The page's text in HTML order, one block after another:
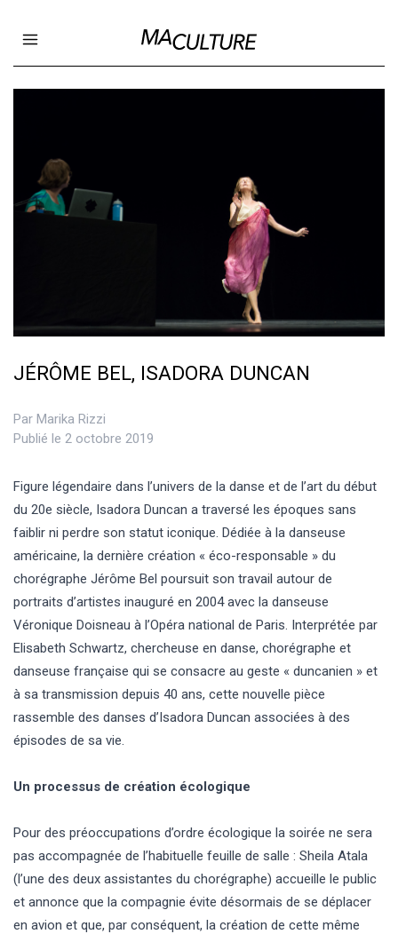
Open main menu
Ma Culture
JÉRÔME BEL, ISADORA DUNCAN
Par Marika Rizzi
Publié le 2 octobre 2019
Figure légendaire dans l’univers de la danse et de l’art du début
du 20e siècle, Isadora Duncan a traversé les époques sans
faiblir ni perdre son statut iconique. Dédiée à la danseuse
américaine, la dernière création « éco-responsable » du
chorégraphe Jérôme Bel poursuit son travail autour de
portraits d’artistes inauguré en 2004 avec la danseuse
Véronique Doisneau à l’Opéra national de Paris. Interprétée par
Elisabeth Schwartz, chercheuse en danse, chorégraphe et
danseuse française qui se consacre au geste « duncanien » et
à sa transmission depuis 40 ans, cette nouvelle pièce
rassemble des danses d’Isadora Duncan associées à des
épisodes de sa vie.
Un processus de création écologique
Pour des préoccupations d’ordre écologique la soirée ne sera
pas accompagnée de l’habituelle feuille de salle : Sheila Atala
(l’une des deux assistantes du chorégraphe) accueille le public
et annonce que la compagnie évite désormais de se déplacer
en avion et que, par conséquent, la création de cette même